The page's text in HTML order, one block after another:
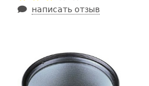
написать отзыв